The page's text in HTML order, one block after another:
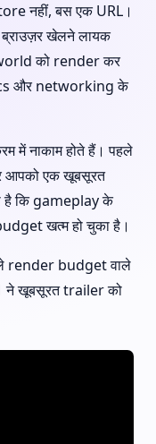
नहीं, बस एक URL।
खेलने लायक
को render कर
और networking के
में नाकाम होते हैं। पहले
आपको एक खूबसूरत
है कि gameplay के
खत्म हो चुका है।
render budget वाले
ने खूबसूरत trailer को